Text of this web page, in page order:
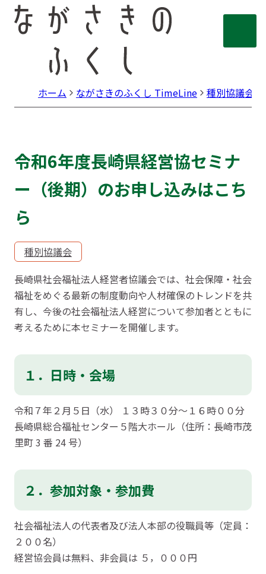
ホーム ながさきのふくし TimeLine 種別協議会
令和6年度長崎県経営協セミナ
ー（後期）のお申し込みはこち
ら
種別協議会
長崎県社会福祉法人経営者協議会では、社会保障・社会
福祉をめぐる最新の制度動向や人材確保のトレンドを共
有し、今後の社会福祉法人経営について参加者とともに
考えるために本セミナーを開催します。
１．日時・会場
令和７年２月５日（水） １３時３０分～１６時００分
長崎県総合福祉センター５階大ホール（住所：長崎市茂
里町 3 番 24 号）
２．参加対象・参加費
社会福祉法人の代表者及び法人本部の役職員等（定員：
２００名）
経営協会員は無料、非会員は ５，０００円